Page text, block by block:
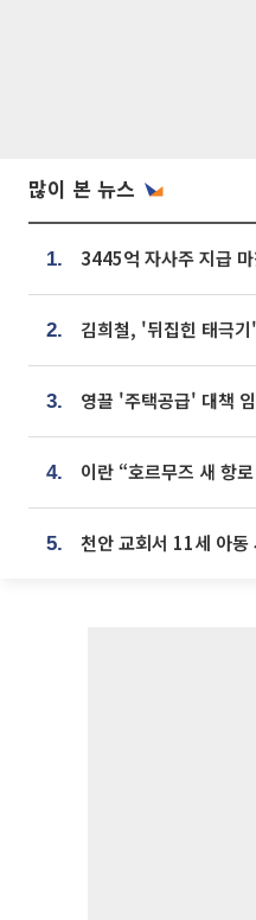
많이 본 뉴스
1.
2.
3.
4.
5.